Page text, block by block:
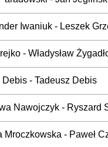
Iwaniuk - Leszek
- Władysław
Debis - Tadeusz Debis
Nawojczyk - Ryszard
Mroczkowska - Paweł